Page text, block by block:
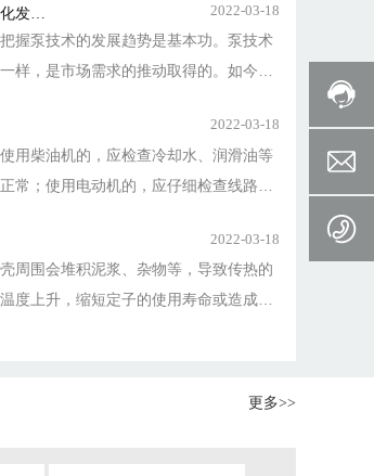
发展
2022-03-18
握泵技术的发展趋势是基本功。泵技术
样，是市场需求的推动取得的。如今，
对于包括泵行业在内的许多行业或领域
发展。泵技术的发展趋势，主要有以下
的生命力在于市场的需求。
2022-03-18
用柴油机的，应检查冷却水、润滑油等
常；使用电动机的，应仔细检查线路架
事故，确保用电安全。
2022-03-18
周围会堆积泥浆、杂物等，导致传热的
度上升，缩短定子的使用寿命或造成无
更多>>